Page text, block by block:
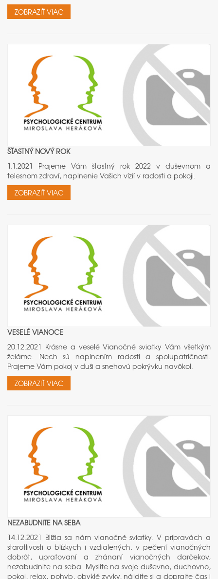
ZOBRAZIŤ VIAC
ŠŤASTNÝ NOVÝ ROK
1.1.2021 Prajeme Vám štastný rok 2022 v duševnom a
telesnom zdraví, naplnenie Vašich vízií v radosti a pokoji.
ZOBRAZIŤ VIAC
VESELÉ VIANOCE
20.12.2021 Krásne a veselé Vianočné sviatky Vám všetkým
želáme. Nech sú naplnením radosti a spolupatričnosti.
Prajeme Vám pokoj v duši a snehovú pokrývku navôkol.
ZOBRAZIŤ VIAC
NEZABUDNITE NA SEBA
14.12.2021 Blížia sa nám vianočné sviatky. V prípravách a
starotlivosti o blízkych i vzdialených, v pečení vianočných
dobrôt, upratovaní a zhánaní vianočných darčekov,
nezabudnite na seba. Myslite na svoje duševno, duchovno,
pokoj, relax, pohyb, obyklé zvyky, nájdite si a doprajte čas i